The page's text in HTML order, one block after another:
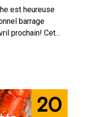
est heureuse
barrage
prochain! Cet
: soutenir
fine pointe de la
20